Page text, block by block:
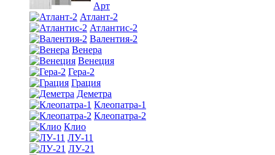
Арт
Атлант-2
Атлантис-2
Валентия-2
Венера
Венеция
Гера-2
Грация
Деметра
Клеопатра-1
Клеопатра-2
Клио
ЛУ-11
ЛУ-21